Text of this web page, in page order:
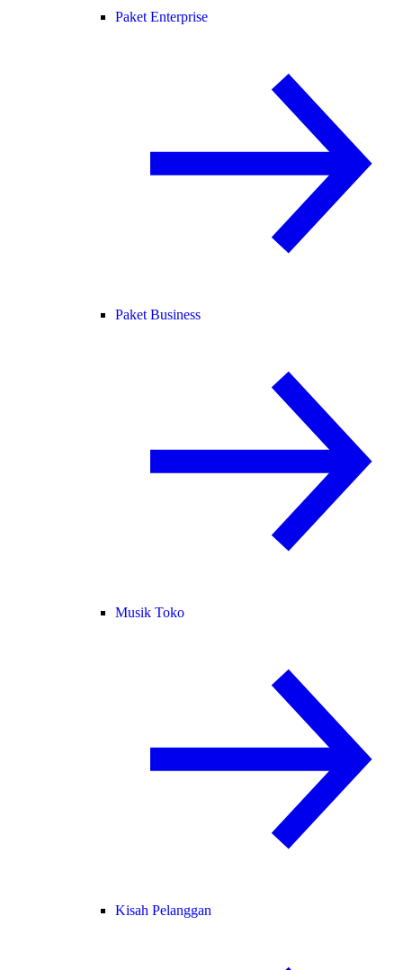
Paket Enterprise
Paket Business
Musik Toko
Kisah Pelanggan